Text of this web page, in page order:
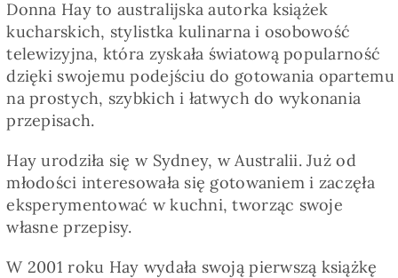
Pieczywo
Posiłki
Donna Hay to australijska autorka książek
kucharskich, stylistka kulinarna i osobowość
telewizyjna, która zyskała światową popularność
dzięki swojemu podejściu do gotowania opartemu
na prostych, szybkich i łatwych do wykonania
przepisach.
Hay urodziła się w Sydney, w Australii. Już od
młodości interesowała się gotowaniem i zaczęła
eksperymentować w kuchni, tworząc swoje
własne przepisy.
W 2001 roku Hay wydała swoją pierwszą książkę